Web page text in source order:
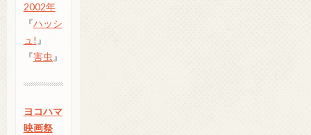
2002年
『ハッシ
ュ! 』
『害虫 』
ヨコハマ
映画祭